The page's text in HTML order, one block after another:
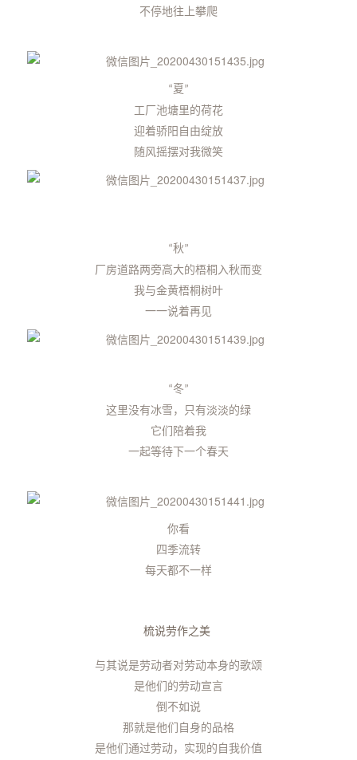
不停地往上攀爬
“夏 ”
工厂池塘里的荷花
迎着骄阳自由绽放
随风摇摆对我微笑
“秋”
厂房道路两旁高大的梧桐入秋而变
我与金黄梧桐树叶
一一说着再见
“冬”
这里没有冰雪，只有淡淡的绿
它们陪着我
一起等待下一个春天
你看
四季流转
每天都不一样
梳说劳作之美
与其说是劳动者对劳动本身的歌颂
是他们的劳动宣言
倒不如说
那就是他们自身的品格
是他们通过劳动，实现的自我价值